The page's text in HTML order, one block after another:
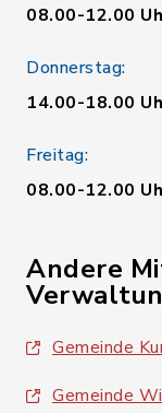
08.00-12.00
Donnerstag:
14.00-18.00
Freitag:
08.00-12.00
Andere
Gemeinde
Gemeinde